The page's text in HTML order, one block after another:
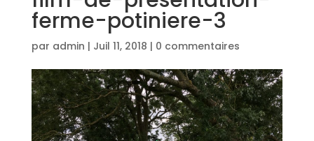
ferme-potiniere-3
par admin | Juil 11, 2018 | 0 commentaires